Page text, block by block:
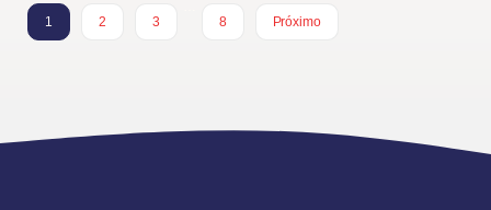
1 2 3
8
Próximo